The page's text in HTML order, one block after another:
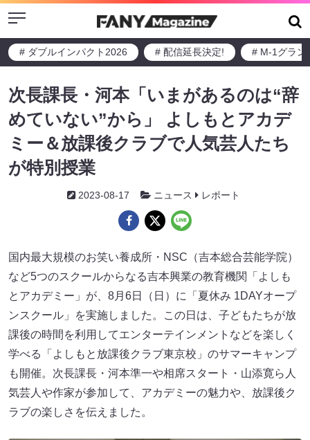
Menu
# ダブルインパクト2026 # 配信延長決定! # M-1グラン
次長課長・河本「いまがあるのは“辞
めていない”から」 よしもとアカデ
ミー＆放課後クラブで人気芸人たち
が特別授業
2023-08-17 ニュース レポート
国内最大規模のお笑い養成所・NSC（吉本総合芸能学院）
など5つのスクールからなる吉本興業の教育機関「よしも
とアカデミー」が、8月6日（日）に「夏休み 1DAYオープ
ンスクール」を実施しました。この日は、子どもたちが放
課後の時間を利用してエンターテインメントなどを楽しく
学べる「よしもと放課後クラブ東京校」のサマーキャンプ
も開催。次長課長・河本準一や相席スタート・山添寛ら人
気芸人や作家が参加して、アカデミーの魅力や、放課後ク
ラブの楽しさを伝えました。